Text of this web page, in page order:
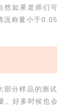
然如果老师们
况称量小于
部分样品的测
。好多时候也